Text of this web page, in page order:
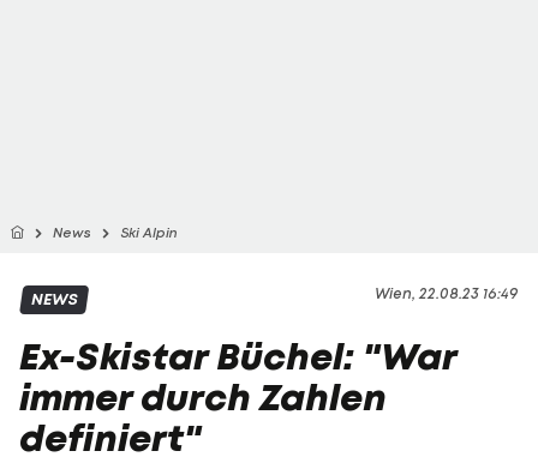
News Ski Alpin
Wien, 22.08.23 16:49
NEWS
Ex-Skistar Büchel: "War
immer durch Zahlen
definiert"